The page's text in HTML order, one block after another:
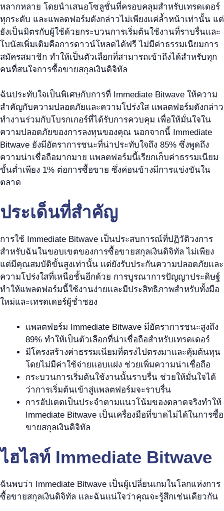
หลากหลาย โดยนำเสนอโซลูชั่นที่ครอบคลุมสำหรับเทรดเดอร์
ทุกระดับ และแพลตฟอร์มดังกล่าวไม่เพียงแค่ล้ำหน้าเท่านั้น แต่
ยังเป็นมิตรกับผู้ใช้ด้วยกระบวนการเริ่มต้นใช้งานที่ราบรื่นและ
โบนัสเพิ่มเติมคือการดาวน์โหลดได้ฟรี ไม่มีค่าธรรมเนียมการ
สมัครสมาชิก ทำให้เป็นตัวเลือกที่สามารถเข้าถึงได้สำหรับทุก
คนที่สนใจการซื้อขายสกุลเงินดิจิทัล
ฉันประทับใจเป็นพิเศษกับการที่ Immediate Bitwave ให้ความ
สำคัญกับความปลอดภัยและความโปร่งใส แพลตฟอร์มดังกล่าว
ทำงานร่วมกับโบรกเกอร์ที่ได้รับการควบคุม เพื่อให้มั่นใจใน
ความปลอดภัยของการลงทุนของคุณ นอกจากนี้ Immediate
Bitwave ยังมีอัตราการชนะที่น่าประทับใจถึง 85% ซึ่งพูดถึง
ความน่าเชื่อถือมากมาย แพลตฟอร์มนี้เรียกเก็บค่าธรรมเนียม
ขั้นต่ำเพียง 1% ต่อการซื้อขาย ซึ่งค่อนข้างมีการแข่งขันใน
ตลาด
ประเด็นที่สำคัญ
การใช้ Immediate Bitwave เป็นประสบการณ์ที่ปฏิวัติวงการ
สำหรับฉันในขอบเขตของการซื้อขายสกุลเงินดิจิทัล ไม่เพียง
แต่มีคุณสมบัติขั้นสูงเท่านั้น แต่ยังรับประกันความปลอดภัยและ
ความโปร่งใสที่เหนือชั้นอีกด้วย การบูรณาการปัญญาประดิษฐ์
ทำให้แพลตฟอร์มนี้ใช้งานง่ายและมีประสิทธิภาพสำหรับทั้งมือ
ใหม่และเทรดเดอร์ผู้ช่ำชอง
แพลตฟอร์ม Immediate Bitwave มีอัตราการชนะสูงถึง
89% ทำให้เป็นตัวเลือกที่น่าเชื่อถือสำหรับเทรดเดอร์
มีโครงสร้างค่าธรรมเนียมที่ตรงไปตรงมาและคุ้มต้นทุน
โดยไม่มีค่าใช้จ่ายแอบแฝง ช่วยเพิ่มความน่าเชื่อถือ
กระบวนการเริ่มต้นใช้งานนั้นราบรื่น ช่วยให้มั่นใจได้
ว่าการเริ่มต้นเข้าสู่แพลตฟอร์มจะราบรื่น
การอัปเดตเป็นประจำตามแนวโน้มของตลาดจริงทำให้
Immediate Bitwave เป็นเครื่องมือที่ขาดไม่ได้ในการซื้อ
ขายสกุลเงินดิจิทัล
ไฮไลท์ Immediate Bitwave
ฉันพบว่า Immediate Bitwave เป็นผู้เปลี่ยนเกมในโลกแห่งการ
ซื้อขายสกุลเงินดิจิทัล และฉันแน่ใจว่าคุณจะรู้สึกเช่นเดียวกัน